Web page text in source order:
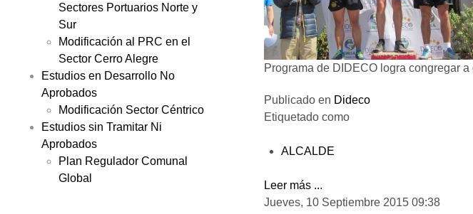
Sectores Portuarios Norte y
Sur
Modificación al PRC en el
Sector Cerro Alegre
Estudios en Desarrollo No
Aprobados
Modificación Sector Céntrico
Estudios sin Tramitar Ni
Aprobados
Plan Regulador Comunal
Global
Programa de DIDECO logra congregar
Publicado en Dideco
Etiquetado como
ALCALDE
Leer más ...
Jueves, 10 Septiembre 2015 09:38